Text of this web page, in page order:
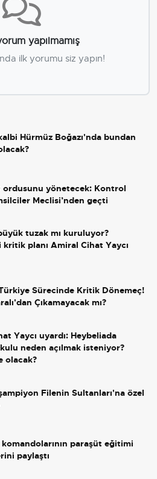
yapılmamış
ilk yorumu siz yapın!
Hürmüz Boğazı'nda bundan
ordusunu yönetecek: Kontrol
Meclisi’nden geçti
tuzak mı kuruluyor?
kritik planı Amiral Cihat Yaycı
Sürecinde Kritik Dönemeç!
Çıkamayacak mı?
Yaycı uyardı: Heybeliada
neden açılmak isteniyor?
olacak?
Filenin Sultanları'na özel
komandolarının paraşüt eğitimi
paylaştı